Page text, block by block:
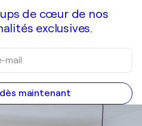
de cœur de nos
exclusives.
maintenant